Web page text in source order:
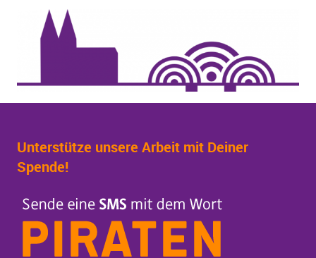
Unterstütze unsere Arbeit mit Deiner
Spende!